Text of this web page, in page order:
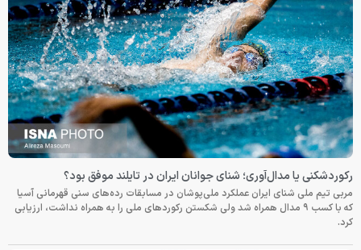
رکوردشکنی یا مدال‌آوری؛ شنای جوانان ایران در تایلند موفق بود؟
مربی تیم ملی شنای ایران عملکرد ملی‌پوشان در مسابقات رده‌های سنی قهرمانی آسیا
که با کسب ۹ مدال همراه شد ولی شکستن رکوردهای ملی را به همراه نداشت، ارزیابی
کرد.